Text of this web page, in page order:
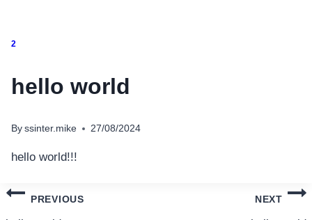
โทรศัพท์มือถือ
อุปกรณ์เสริมโทรศัพท์
2
hello world
By ssinter.mike 27/08/2024
hello world!!!
แนะแนว
PREVIOUS NEXT